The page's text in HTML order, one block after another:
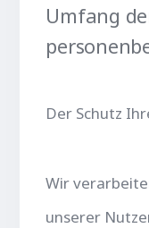
Umfang
Der Schutz
Wir
unserer